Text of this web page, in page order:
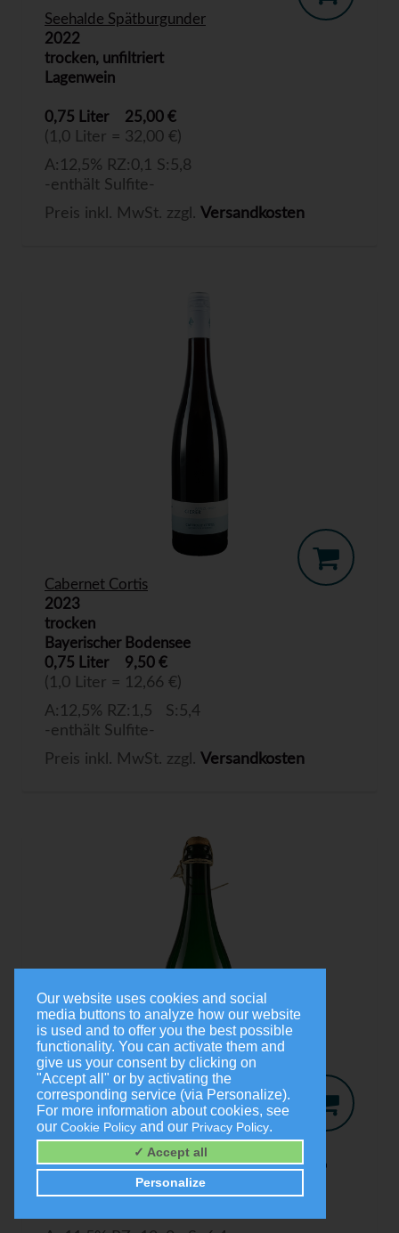
Seehalde Spätburgunder
2022
trocken, unfiltriert
Lagenwein
0,75 Liter 25,00 €
(1,0 Liter = 32,00 €)
A:12,5% RZ:0,1 S:5,8
-enthält Sulfite-
Preis inkl. MwSt. zzgl. Versandkosten
Cabernet Cortis
2023
trocken
Bayerischer Bodensee
0,75 Liter
9,50 €
(1,0 Liter = 12,66 €)
A:12,5% RZ:1,5 S:5,4
-enthält Sulfite-
Preis inkl. MwSt. zzgl. Versandkosten
Jo-Secco
Trocken
9,00 €
Our website uses cookies and social
media buttons to analyze how our website
is used and to offer you the best possible
functionality. You can activate them and
give us your consent by clicking on
"Accept all" or by activating the
corresponding service (via Personalize).
For more information about cookies, see
our Cookie Policy and our Privacy Policy.
✓ Accept all
Personalize